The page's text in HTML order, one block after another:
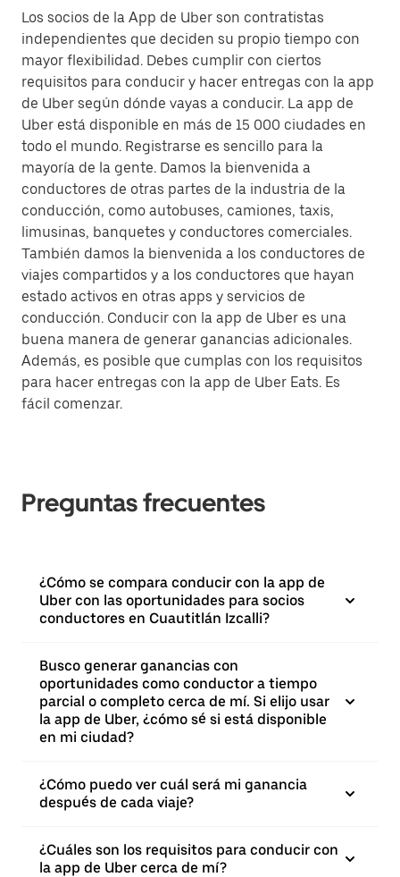
Los socios de la App de Uber son contratistas
independientes que deciden su propio tiempo con
mayor flexibilidad. Debes cumplir con ciertos
requisitos para conducir y hacer entregas con la app
de Uber según dónde vayas a conducir. La app de
Uber está disponible en más de 15 000 ciudades en
todo el mundo. Registrarse es sencillo para la
mayoría de la gente. Damos la bienvenida a
conductores de otras partes de la industria de la
conducción, como autobuses, camiones, taxis,
limusinas, banquetes y conductores comerciales.
También damos la bienvenida a los conductores de
viajes compartidos y a los conductores que hayan
estado activos en otras apps y servicios de
conducción. Conducir con la app de Uber es una
buena manera de generar ganancias adicionales.
Además, es posible que cumplas con los requisitos
para hacer entregas con la app de Uber Eats. Es
fácil comenzar.
Preguntas frecuentes
¿Cómo se compara conducir con la app de
Uber con las oportunidades para socios
conductores en Cuautitlán Izcalli?
Busco generar ganancias con
oportunidades como conductor a tiempo
parcial o completo cerca de mí. Si elijo usar
la app de Uber, ¿cómo sé si está disponible
en mi ciudad?
¿Cómo puedo ver cuál será mi ganancia
después de cada viaje?
¿Cuáles son los requisitos para conducir con
la app de Uber cerca de mí?